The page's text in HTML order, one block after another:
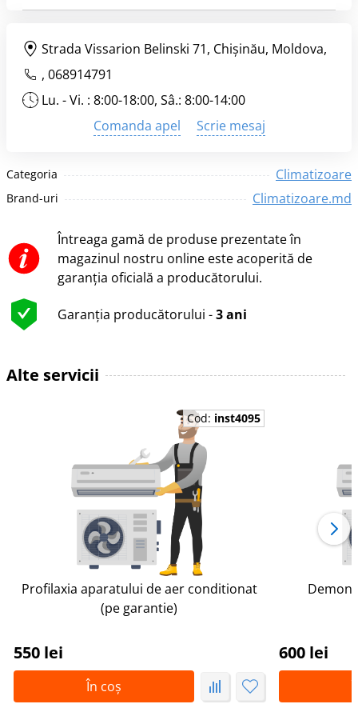
Categoria Climatizoare
Brand-uri Climatizoare.md
Întreaga gamă de produse prezentate în
magazinul nostru online este acoperită de
garanția oficială a producătorului.
Garanția producătorului -3 ani
Strada Vissarion Belinski 71, Chişinău, Moldova,
, 068914791
Lu. - Vi. : 8:00-18:00, Sâ.: 8:00-14:00
Comanda apel
Scrie mesaj
Alte servicii
Cod: inst4095
Profilaxia aparatului de aer conditionat
(pe garantie)
550 lei
În coș
600 lei